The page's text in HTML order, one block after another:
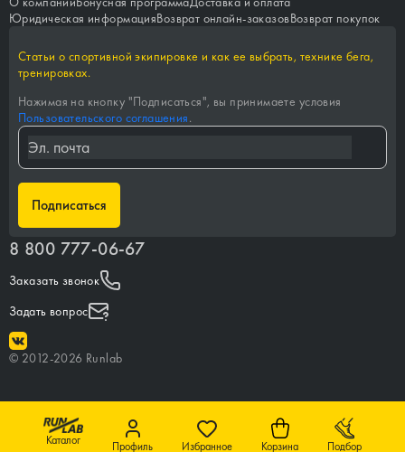
Каталог Профиль Избранное Корзина Подбор
Юридическая информацияВозврат онлайн-заказовВозврат покупок
Статьи о спортивной экипировке и как ее выбрать, технике бега,
тренировках.
Нажимая на кнопку "Подписаться", вы принимаете условия
Пользовательского соглашения.
Подписаться
8 800 777-06-67
Заказать звонок
Задать вопрос
© 2012-2026 Runlab